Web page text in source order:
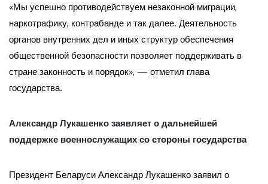
«Мы успешно противодействуем незаконной миграции,
наркотрафику, контрабанде и так далее. Деятельность
органов внутренних дел и иных структур обеспечения
общественной безопасности позволяет поддерживать в
стране законность и порядок», — отметил глава
государства.
Александр Лукашенко заявляет о дальнейшей
поддержке военнослужащих со стороны государства
Президент Беларуси Александр Лукашенко заявил о